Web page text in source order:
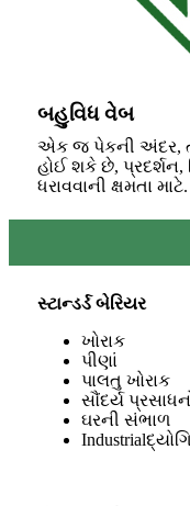
બહુવિધ વેબ
એક જ પેકની અંદર,
હોઈ શકે છે, પ્રદર્શન,
ધરાવવાની ક્ષમતા માટે.
સ્ટાન્ડર્ડ બેરિયર
ખોરાક
પીણાં
પાલતુ ખોરાક
સૌંદર્ય
ઘરની સંભાળ